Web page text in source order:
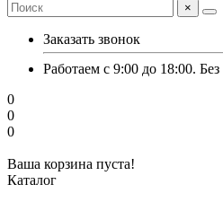
×
Заказать звонок
Работаем с 9:00 до 18:00.
0
0
0
Ваша корзина пуста!
Каталог